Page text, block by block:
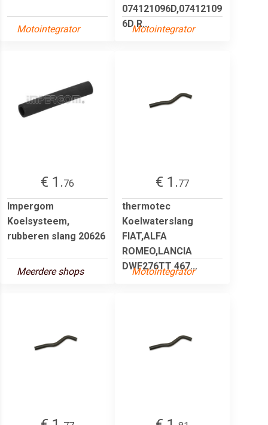
Motointegrator
074121096D,07412109
6D R...
Motointegrator
€ 1.76
Impergom
Koelsysteem,
rubberen slang 20626
Meerdere shops
€ 1.77
thermotec
Koelwaterslang
FIAT,ALFA
ROMEO,LANCIA
DWF276TT 467...
Motointegrator